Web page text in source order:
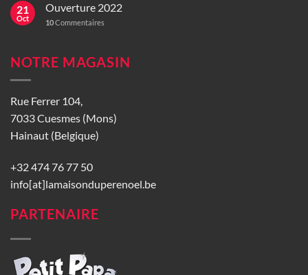
21
Oct
Ouverture 2022
10Commentaires
NOTRE MAGASIN
Rue Ferrer 104,
7033 Cuesmes (Mons)
Hainaut (Belgique)
+32 474 76 77 50
info[at]lamaisonduperenoel.be
PARTENAIRE